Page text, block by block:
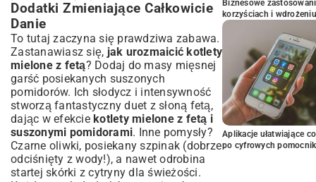
Dodatki Zmieniające Całkowicie
Danie
To tutaj zaczyna się prawdziwa zabawa.
Zastanawiasz się, jak urozmaicić kotlety
mielone z fetą? Dodaj do masy mięsnej
garść posiekanych suszonych
pomidorów. Ich słodycz i intensywność
stworzą fantastyczny duet z słoną fetą,
dając w efekcie kotlety mielone z fetą i
suszonymi pomidorami. Inne pomysły?
Czarne oliwki, posiekany szpinak (dobrze
odciśnięty z wody!), a nawet odrobina
startej skórki z cytryny dla świeżości.
Biznesowe
korzyściach i wdrożeniu
Aplikacje ułatwiające
po cyfrowych